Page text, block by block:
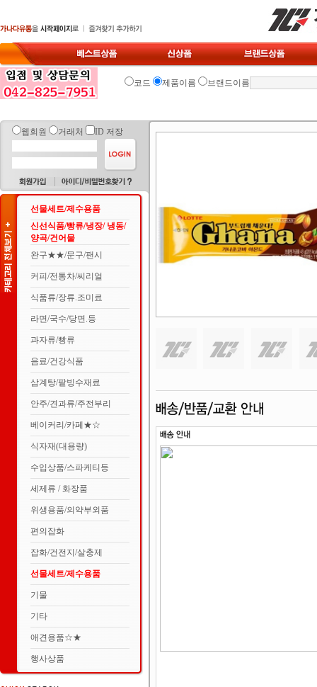
코드 제품이름 브랜드이름
웹회원 거래처 ID 저장
선물세트/제수용품
신선식품/빵류/냉장/ 냉동/
양곡/건어물
완구★★/문구/팬시
커피/전통차/씨리얼
식품류/장류.조미료
라면/국수/당면.등
과자류/빵류
음료/건강식품
삼계탕/팥빙수재료
안주/견과류/주전부리
베이커리/카페★☆
식자재(대용량)
수입상품/스파케티등
세제류 / 화장품
위생용품/의약부외품
편의잡화
잡화/건전지/살충제
선물세트/제수용품
기물
기타
애견용품☆★
행사상품